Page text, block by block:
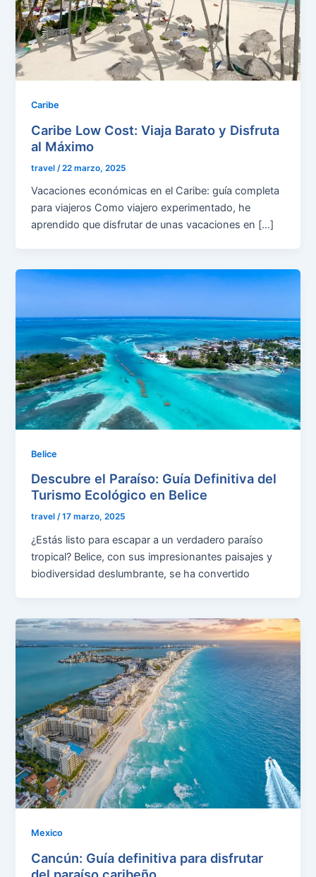
Caribe
Caribe Low Cost: Viaja Barato y Disfruta
al Máximo
travel /22 marzo, 2025
Vacaciones económicas en el Caribe: guía completa
para viajeros Como viajero experimentado, he
aprendido que disfrutar de unas vacaciones en […]
Belice
Descubre el Paraíso: Guía Definitiva del
Turismo Ecológico en Belice
travel/17 marzo, 2025
¿Estás listo para escapar a un verdadero paraíso
tropical? Belice, con sus impresionantes paisajes y
biodiversidad deslumbrante, se ha convertido
Mexico
Cancún: Guía definitiva para disfrutar